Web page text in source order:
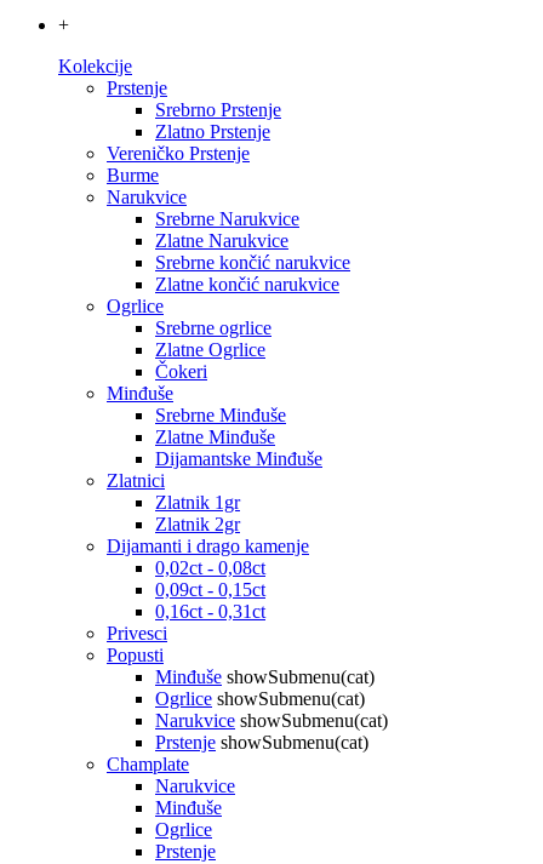
+
Kolekcije
Prstenje
Srebrno Prstenje
Zlatno Prstenje
Vereničko Prstenje
Burme
Narukvice
Srebrne Narukvice
Zlatne Narukvice
Srebrne končić narukvice
Zlatne končić narukvice
Ogrlice
Srebrne ogrlice
Zlatne Ogrlice
Čokeri
Minđuše
Srebrne Minđuše
Zlatne Minđuše
Dijamantske Minđuše
Zlatnici
Zlatnik 1gr
Zlatnik 2gr
Dijamanti i drago kamenje
0,02ct - 0,08ct
0,09ct - 0,15ct
0,16ct - 0,31ct
Privesci
Popusti
Minđuše showSubmenu(cat)
Ogrlice showSubmenu(cat)
Narukvice showSubmenu(cat)
Prstenje showSubmenu(cat)
Champlate
Narukvice
Minđuše
Ogrlice
Prstenje